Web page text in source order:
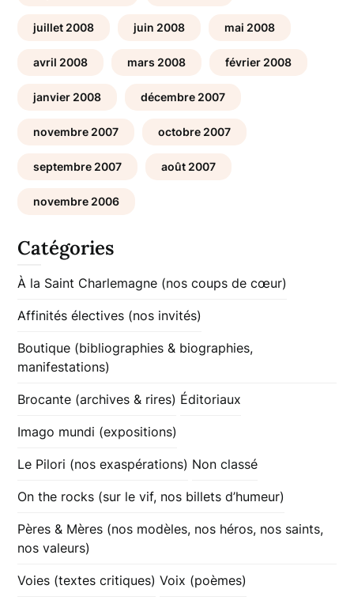
juillet 2008 juin 2008 mai 2008
avril 2008 mars 2008 février 2008
janvier 2008 décembre 2007
novembre 2007 octobre 2007
septembre 2007 août 2007
novembre 2006
Catégories
À la Saint Charlemagne (nos coups de cœur)
Affinités électives (nos invités)
Boutique (bibliographies & biographies,
manifestations)
Brocante (archives & rires) Éditoriaux
Imago mundi (expositions)
Le Pilori (nos exaspérations) Non classé
On the rocks (sur le vif, nos billets d’humeur)
Pères & Mères (nos modèles, nos héros, nos saints,
nos valeurs)
Voies (textes critiques) Voix (poèmes)